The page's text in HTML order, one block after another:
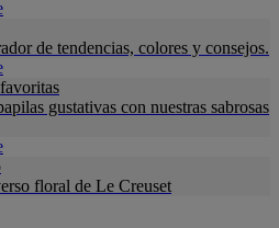
de tendencias, colores y consejos.
gustativas con nuestras sabrosas
floral de Le Creuset